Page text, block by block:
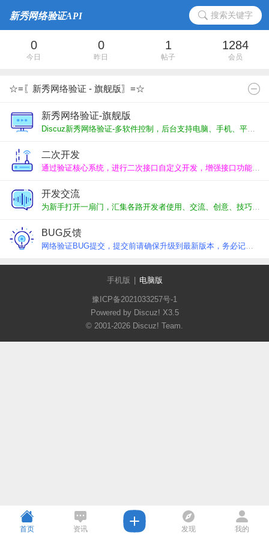
搜索关键字
0
今日
0
昨日
1
帖子
1284
会员
☆=〖新秀网络验证 - 旗舰版〗=☆
新秀网络验证-旗舰版
Discuz新秀网络验证-多软件控制，后台支持电脑、手机、平板多平台在线管理，独立管理平台、代理分销平台、插件应用平台。
二次开发
通过验证核心系统，进行二次接口自定义开发，增强接口功能，代码独立维护升级便捷。
开发交流
为新手打开一扇门，汇集各路开发者使用、交流、创意、技巧、求助，一起交流进步。
BUG反馈
网络验证BUG提交，提交前请确保升级到最新版本，务必记得反复尝试，清晰反映BUG。
手机版 电脑版
豫ICP备2021033257号-1
Powered by Discuz! X3.5
© 2001-2026 Discuz! Team.
首页 资讯 发现 我的